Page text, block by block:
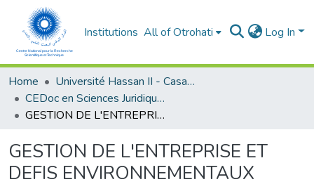
Institutions All of Otrohati Log In
Home
Université Hassan II - Casablanca
CEDoc en Sciences Juridiques, Economiques, Sociales et de Gestion (CED - SJESG)
GESTION DE L'ENTREPRISE ET DEFIS ENVIRONNEMENTAUX
GESTION DE L'ENTREPRISE ET
DEFIS ENVIRONNEMENTAUX